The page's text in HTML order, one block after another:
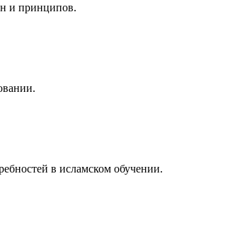
и принципов.
в исламском обучении.